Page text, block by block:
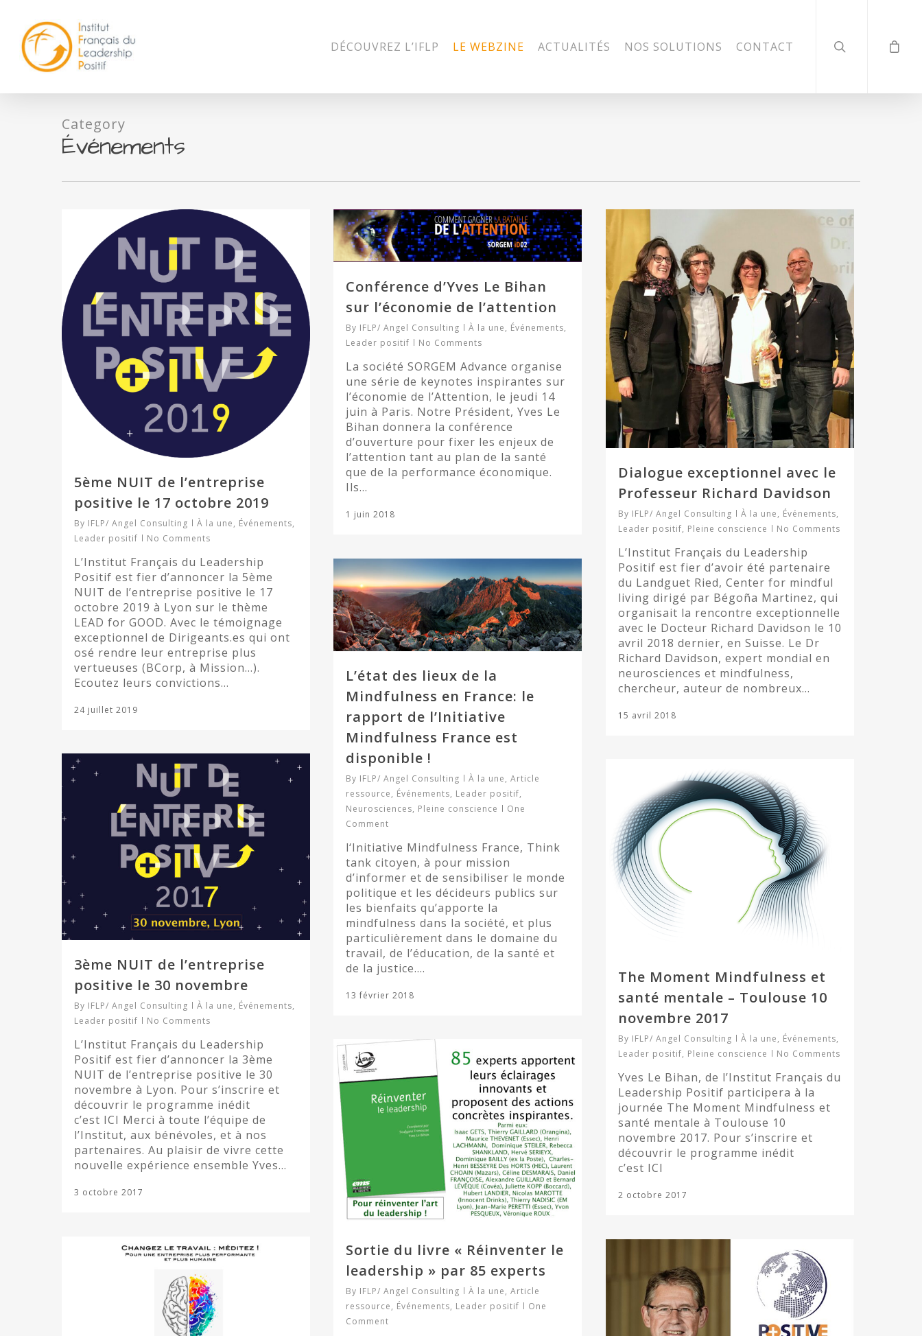
DÉCOUVREZ L’IFLP LE WEBZINE ACTUALITÉS NOS SOLUTIONS CONTACT
Category
Événements
5ème NUIT de l’entreprise
positive le 17 octobre 2019
By IFLP/ Angel Consulting À la une, Événements,
Leader positif
No Comments
L’Institut Français du Leadership
Positif est fier d’annoncer la 5ème
NUIT de l’entreprise positive le 17
octobre 2019 à Lyon sur le thème
LEAD for GOOD. Avec le témoignage
exceptionnel de Dirigeants.es qui ont
osé rendre leur entreprise plus
vertueuses (BCorp, à Mission…).
Ecoutez leurs convictions…
24 juillet 2019
Conférence d’Yves Le Bihan
sur l’économie de l’attention
By IFLP/ Angel Consulting À la une, Événements,
Leader positif
No Comments
La société SORGEM Advance organise
une série de keynotes inspirantes sur
l’économie de l’Attention, le jeudi 14
juin à Paris. Notre Président, Yves Le
Bihan donnera la conférence
d’ouverture pour fixer les enjeux de
l’attention tant au plan de la santé
que de la performance économique.
Ils…
1 juin 2018
Dialogue exceptionnel avec le
Professeur Richard Davidson
By IFLP/ Angel Consulting À la une, Événements,
Leader positif, Pleine conscience No Comments
L’Institut Français du Leadership
Positif est fier d’avoir été partenaire
du Landguet Ried, Center for mindful
living dirigé par Bégoña Martinez, qui
organisait la rencontre exceptionnelle
avec le Docteur Richard Davidson le 10
avril 2018 dernier, en Suisse. Le Dr
Richard Davidson, expert mondial en
neurosciences et mindfulness,
chercheur, auteur de nombreux…
15 avril 2018
L’état des lieux de la
Mindfulness en France: le
rapport de l’Initiative
Mindfulness France est
disponible !
By IFLP/ Angel Consulting À la une, Article
ressource, Événements, Leader positif,
Neurosciences, Pleine conscience
One
Comment
l‘Initiative Mindfulness France, Think
tank citoyen, à pour mission
d’informer et de sensibiliser le monde
politique et les décideurs publics sur
les bienfaits qu’apporte la
mindfulness dans la société, et plus
particulièrement dans le domaine du
travail, de l’éducation, de la santé et
de la justice….
13 février 2018
3ème NUIT de l’entreprise
positive le 30 novembre
By IFLP/ Angel Consulting À la une, Événements,
Leader positif
No Comments
L’Institut Français du Leadership
Positif est fier d’annoncer la 3ème
NUIT de l’entreprise positive le 30
novembre à Lyon. Pour s’inscrire et
découvrir le programme inédit
c’est ICI Merci à toute l’équipe de
l’Institut, aux bénévoles, et à nos
partenaires. Au plaisir de vivre cette
nouvelle expérience ensemble Yves…
3 octobre 2017
The Moment Mindfulness et
santé mentale – Toulouse 10
novembre 2017
By IFLP/ Angel Consulting À la une, Événements,
Leader positif, Pleine conscience No Comments
Yves Le Bihan, de l’Institut Français du
Leadership Positif participera à la
journée The Moment Mindfulness et
santé mentale à Toulouse 10
novembre 2017. Pour s’inscrire et
découvrir le programme inédit
c’est ICI
2 octobre 2017
Sortie du livre « Réinventer le
leadership » par 85 experts
By IFLP/ Angel Consulting À la une, Article
ressource, Événements, Leader positif
One
Comment